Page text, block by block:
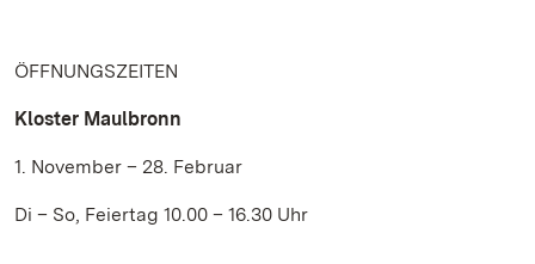
ÖFFNUNGSZEITEN
Kloster Maulbronn
1. November – 28. Februar
Di – So, Feiertag 10.00 – 16.30 Uhr